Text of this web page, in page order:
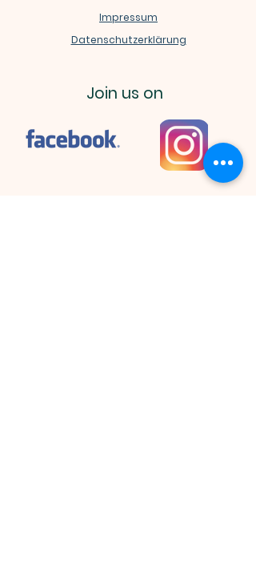
Impressum
Datenschutzerklärung
Join us on